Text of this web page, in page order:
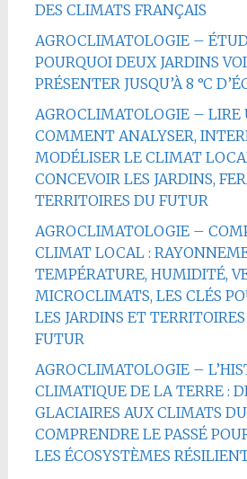
DES CLIMATS FRANÇAIS
AGROCLIMATOLOGIE –
POURQUOI DEUX JARDINS
PRÉSENTER JUSQU’À 8 °C
AGROCLIMATOLOGIE – LIRE
COMMENT ANALYSER,
MODÉLISER LE CLIMAT
CONCEVOIR LES JARDINS,
TERRITOIRES DU FUTUR
AGROCLIMATOLOGIE –
CLIMAT LOCAL :
TEMPÉRATURE, HUMIDITÉ,
MICROCLIMATS, LES CLÉS
LES JARDINS ET
FUTUR
AGROCLIMATOLOGIE –
CLIMATIQUE DE LA TERRE :
GLACIAIRES AUX CLIMATS
COMPRENDRE LE PASSÉ
LES ÉCOSYSTÈMES